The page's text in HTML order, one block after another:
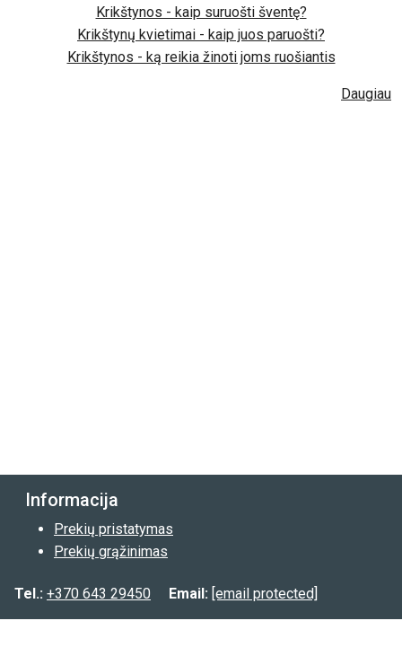
Krikštynos - kaip suruošti šventę?
Krikštynų kvietimai - kaip juos paruošti?
Krikštynos - ką reikia žinoti joms ruošiantis
Daugiau
Informacija
Prekių pristatymas
Prekių grąžinimas
Tel.: +370 643 29450 Email: [email protected]